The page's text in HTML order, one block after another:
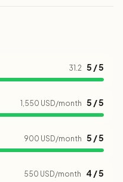
31.2 5 / 5
1,550 USD/month 5 / 5
900 USD/month 5 / 5
550 USD/month 4 / 5